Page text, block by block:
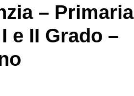
– Primaria
e II Grado –